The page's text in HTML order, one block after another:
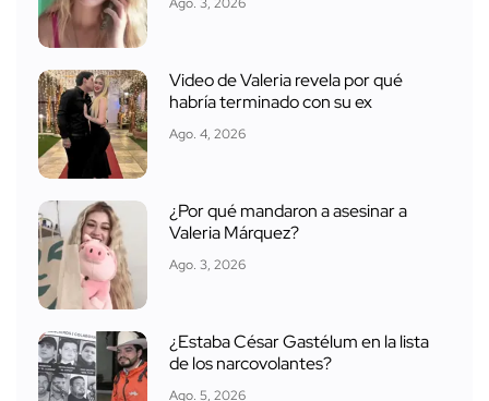
Video de Valeria revela por qué
habría terminado con su ex
Ago. 4, 2026
¿Por qué mandaron a asesinar a
Valeria Márquez?
Ago. 3, 2026
¿Estaba César Gastélum en la lista
de los narcovolantes?
Ago. 5, 2026